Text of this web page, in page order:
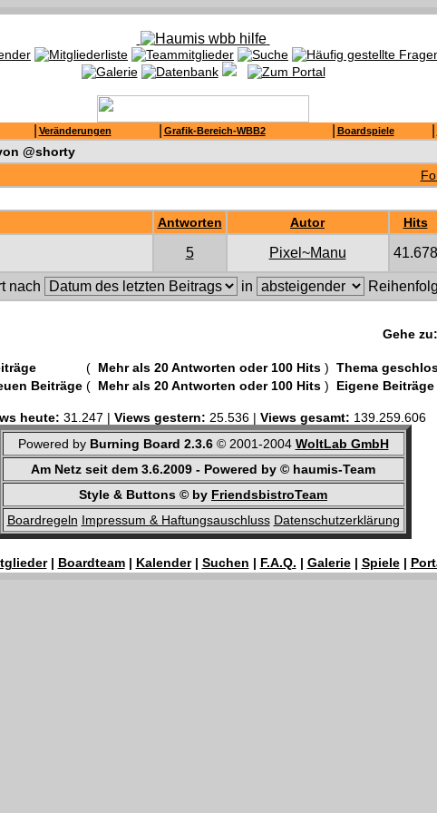
Veränderungen Grafik-Bereich-WBB2 Boardspiele
@shorty
Antworten Autor Hits
5 Pixel~Manu 41.678
nach in
Gehe zu:
( Mehr als 20 Antworten oder 100 Hits) Thema
Beiträge ( Mehr als 20 Antworten oder 100 Hits) Eigene Beiträge
heute: 31.247 | Views gestern: 25.536 | Views gesamt: 139.259.606
Powered by Burning Board 2.3.6© 2001-2004 WoltLab GmbH
Am Netz seit dem 3.6.2009 - Powered by © haumis-Team
Style & Buttons © by FriendsbistroTeam
Boardregeln Impressum & Haftungsauschluss Datenschutzerklärung
| Boardteam| Kalender| Suchen | F.A.Q. | Galerie| Spiele|